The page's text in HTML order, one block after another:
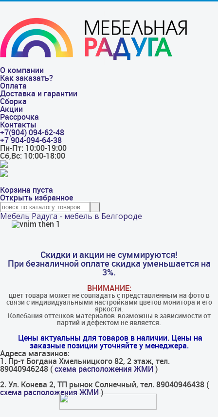
О компании
Как заказать?
Оплата
Доставка и гарантии
Сборка
Акции
Рассрочка
Контакты
+7(904) 094-62-48
+7 904-094-64-38
Пн-Пт: 10:00-19:00
Сб,Вс: 10:00-18:00
Корзина пуста
Открыть избранное
Мебель Радуга - мебель в Белгороде
Скидки и акции не суммируются!
При безналичной оплате скидка уменьшается на
3%.
ВНИМАНИЕ:
цвет товара может не совпадать с представленным на фото в
связи с индивидуальными настройками цветов монитора и его
яркости.
Колебания оттенков материалов​ ​ возможны в зависимости от
партий и дефектом не является.
Цены актуальны для товаров в наличии. Цены на
заказные позиции уточняйте у менеджера.
Адреса магазинов:
1. Пр-т Богдана Хмельницкого 82, 2 этаж, тел.
89040946248 ( схема расположения ЖМИ )
2. Ул. Конева 2, ТП рынок Солнечный, тел. 89040946438 (
схема расположения ЖМИ)